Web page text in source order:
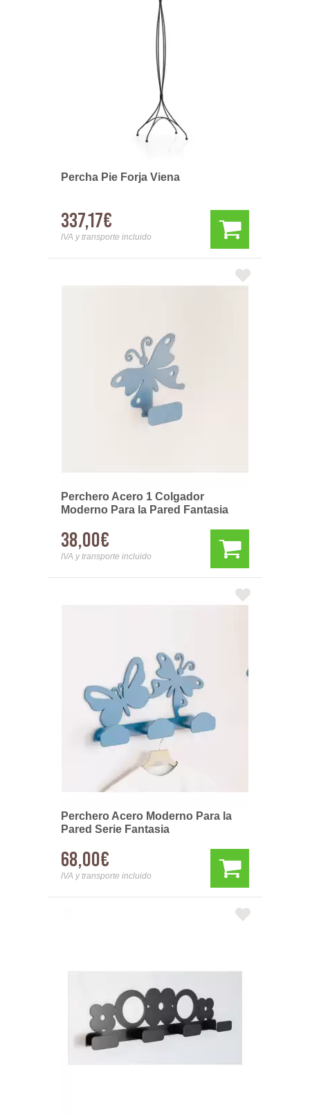
Percha Pie Forja Viena
337,17€
IVA y transporte incluido
Perchero Acero 1 Colgador
Moderno Para la Pared Fantasia
38,00€
IVA y transporte incluido
Perchero Acero Moderno Para la
Pared Serie Fantasia
68,00€
IVA y transporte incluido